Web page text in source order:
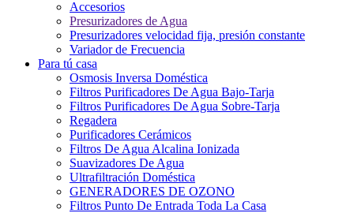
Accesorios
Presurizadores de Agua
Presurizadores velocidad fija, presión constante
Variador de Frecuencia
Para tú casa
Osmosis Inversa Doméstica
Filtros Purificadores De Agua Bajo-Tarja
Filtros Purificadores De Agua Sobre-Tarja
Regadera
Purificadores Cerámicos
Filtros De Agua Alcalina Ionizada
Suavizadores De Agua
Ultrafiltración Doméstica
GENERADORES DE OZONO
Filtros Punto De Entrada Toda La Casa